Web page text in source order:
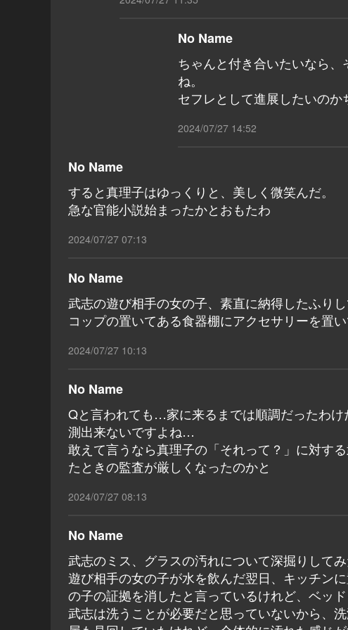
No Name
ちゃんと付き合いたいなら
ね。
セフレとして進展したいのか
2024/07/27 14:52
No Name
すると真理子はゆっくりと、美しく微笑んだ。
急な官能小説始まったかとおもたわ
2024/07/27 07:13
No Name
武志の遊び相手の女の子、素直に納得したふり
コップの置いてある食器棚にアクセサリーを置
2024/07/27 10:13
No Name
Qと言われても…家に来るまでは順調だったわ
測出来ないですよね…
敢えて言うなら真理子の「それって？」に対す
たときの監査が厳しくなったのかと
2024/07/27 08:13
No Name
武志のミス、グラスの汚れについて深掘りしてみ
遊び相手の女の子が水を飲んだ翌日、キッチン
の子の証拠を消したと言っているけれど、ベッ
武志は洗うことが必要だと思っていないから、